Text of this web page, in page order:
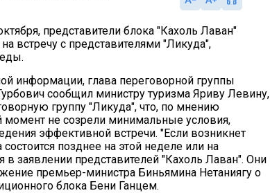
представители блока "Кахоль Лаван"
встречу с представителями "Ликуда",
информации, глава переговорной группы
сообщил министру туризма Яриву Левину,
группу "Ликуда", что, по мнению
момент не созрели минимальные условия,
эффективной встречи. "Если возникнет
позднее на этой неделе или на
в заявлении представителей "Кахоль Лаван". Они
премьер-министра Биньямина Нетаниягу о
блока Бени Ганцем.